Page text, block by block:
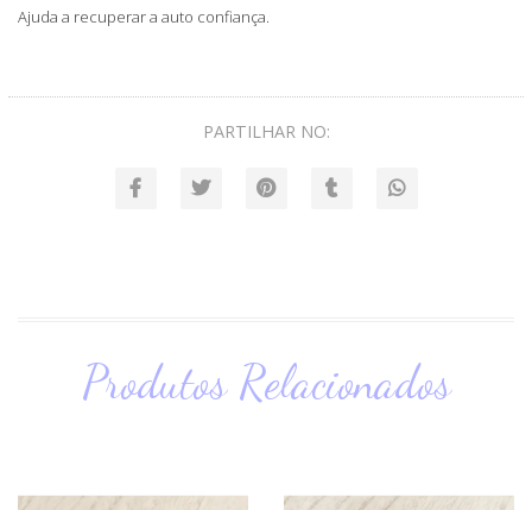
Ajuda a recuperar a auto confiança.
PARTILHAR NO:
Produtos Relacionados